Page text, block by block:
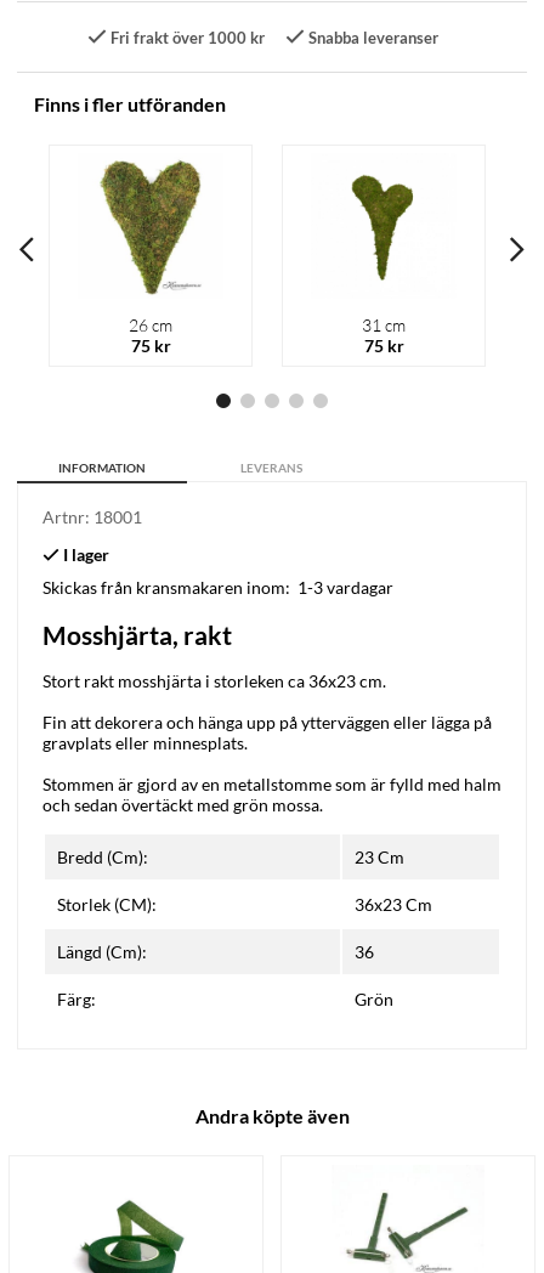
Fri frakt över 1000 kr Snabba leveranser
Finns i fler utföranden
26 cm
75 kr
31 cm
75 kr
INFORMATION LEVERANS
Artnr: 18001
Skickas från kransmakaren inom: 1-3 vardagar
Mosshjärta, rakt
Stort rakt mosshjärta i storleken ca 36x23 cm.
Fin att dekorera och hänga upp på ytterväggen eller lägga på
gravplats eller minnesplats.
Stommen är gjord av en metallstomme som är fylld med halm
och sedan övertäckt med grön mossa.
Bredd (Cm): 23 Cm
Storlek (CM): 36x23 Cm
Längd (Cm): 36
Färg: Grön
Andra köpte även